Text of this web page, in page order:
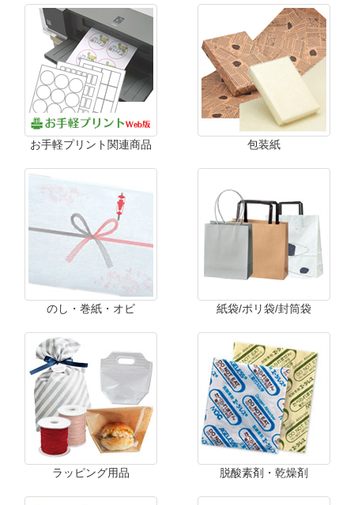
お手軽プリント関連商品 包装紙
のし・巻紙・オビ 紙袋/ポリ袋/封筒袋
ラッピング用品 脱酸素剤・乾燥剤